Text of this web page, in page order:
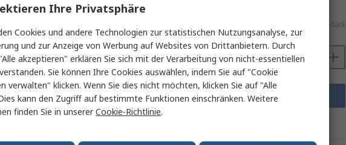
Auf Lager
FIMM Druckgasbehälter-
Ablagehalterung Anz. 1, 162
mm x 375mm x 80 mm
RS Best.-Nr.220-117
Herst. Teile-Nr.810007968
107,90 €/Stück
Menge
Hinzufügen
Ihre Privatsphäre
Cookies und andere Technologien zur statistischen Nutzungsanalyse, zur
und zur Anzeige von Werbung auf Websites von Drittanbietern. Durch
akzeptieren" erklären Sie sich mit der Verarbeitung von nicht-essentiellen
Sie können Ihre Cookies auswählen, indem Sie auf "Cookie
verwalten" klicken. Wenn Sie dies nicht möchten, klicken Sie auf "Alle
kann den Zugriff auf bestimmte Funktionen einschränken. Weitere
finden Sie in unsererCookie-Richtlinie.